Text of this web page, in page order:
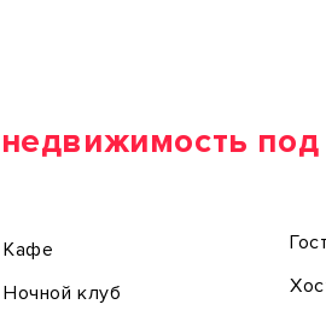
недвижимость
Кафе
Ночной клуб